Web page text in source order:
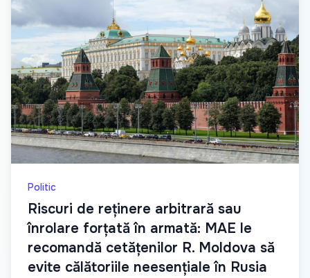
Politic
Riscuri de reținere arbitrară sau
înrolare forțată în armată: MAE le
recomandă cetățenilor R. Moldova să
evite călătoriile neesențiale în Rusia